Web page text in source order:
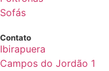
Sofás
Contato
Ibirapuera
Campos do Jordão 1